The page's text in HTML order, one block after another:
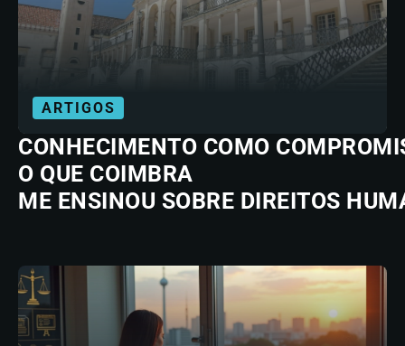
ARTIGOS
CONHECIMENTO COMO
O QUE COIMBRA
ME ENSINOU SOBRE DIREITOS